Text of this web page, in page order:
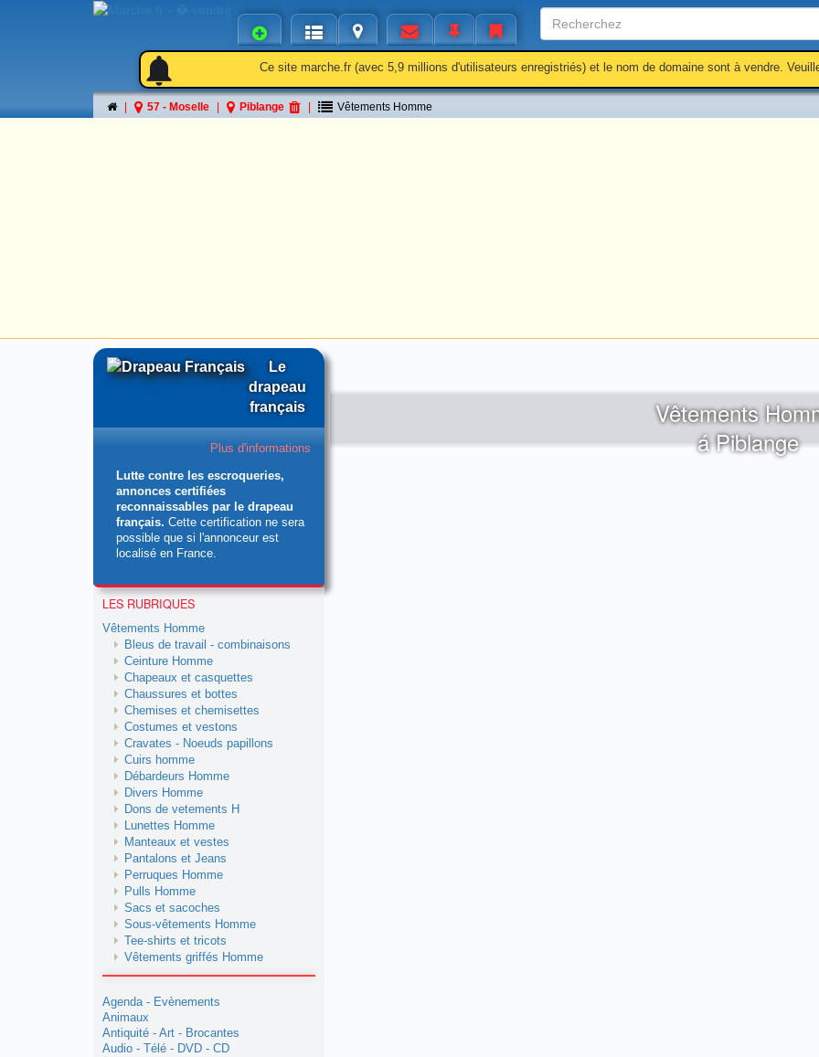
notifications
notifications Ce site marche.fr (avec 5,9 millions d'utilisateurs enregistriés) et le nom de domaine sont à vendre.
57 - Moselle Piblange Vêtements Homme
Vêtements
á Piblange
Le
drapeau
français
Plus d'informations
Lutte contre les escroqueries,
annonces certifiées
reconnaissables par le drapeau
français. Cette certification ne sera
possible que si l'annonceur est
localisé en France.
LES RUBRIQUES
Vêtements Homme
Bleus de travail - combinaisons
Ceinture Homme
Chapeaux et casquettes
Chaussures et bottes
Chemises et chemisettes
Costumes et vestons
Cravates - Noeuds papillons
Cuirs homme
Débardeurs Homme
Divers Homme
Dons de vetements H
Lunettes Homme
Manteaux et vestes
Pantalons et Jeans
Perruques Homme
Pulls Homme
Sacs et sacoches
Sous-vêtements Homme
Tee-shirts et tricots
Vêtements griffés Homme
Agenda - Evènements
Animaux
Antiquité - Art - Brocantes
Audio - Télé - DVD - CD